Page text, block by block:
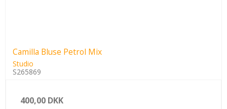
Camilla Bluse Petrol Mix
Studio
S265869
400,00 DKK